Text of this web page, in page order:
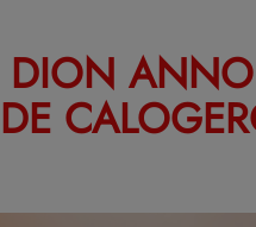
DION